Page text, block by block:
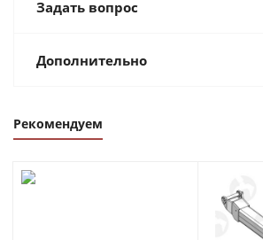
Задать вопрос
Дополнительно
Рекомендуем